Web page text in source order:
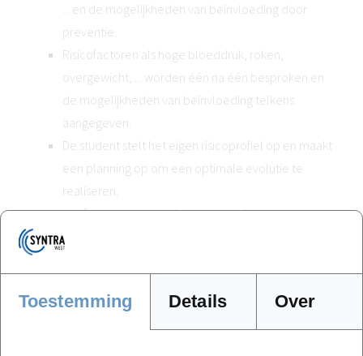
Toestemming Details Over
... en de mogelijkheden van beïnvloeding door
preventie.
Risicofactoren als hoge bloeddruk, roken,
overgewicht, ... worden één na één besproken en
de mogelijkheden van beïnvloeding telkens
aangegeven.
De student stelt het eigen risicoprofiel op en maakt
een planning op om een optimale evolutie te
realiseren.
Het fenomeen stress in de brede zin van bio-
psycho-sociaal gegeven komt hierbij uitgebreid
relaxatie-, aandachts-aanpak en andere, zal
aangeleerd worden.